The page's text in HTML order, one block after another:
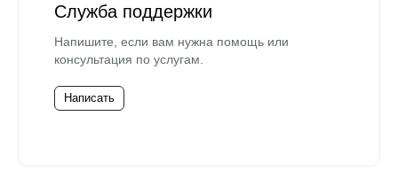
Служба поддержки
Напишите, если вам нужна помощь или
консультация по услугам.
Написать